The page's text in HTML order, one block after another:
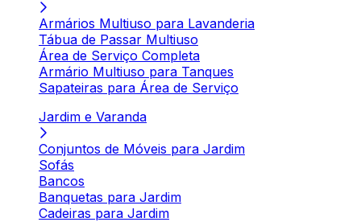
Armários Multiuso para Lavanderia
Tábua de Passar Multiuso
Área de Serviço Completa
Armário Multiuso para Tanques
Sapateiras para Área de Serviço
Jardim e Varanda
Conjuntos de Móveis para Jardim
Sofás
Bancos
Banquetas para Jardim
Cadeiras para Jardim